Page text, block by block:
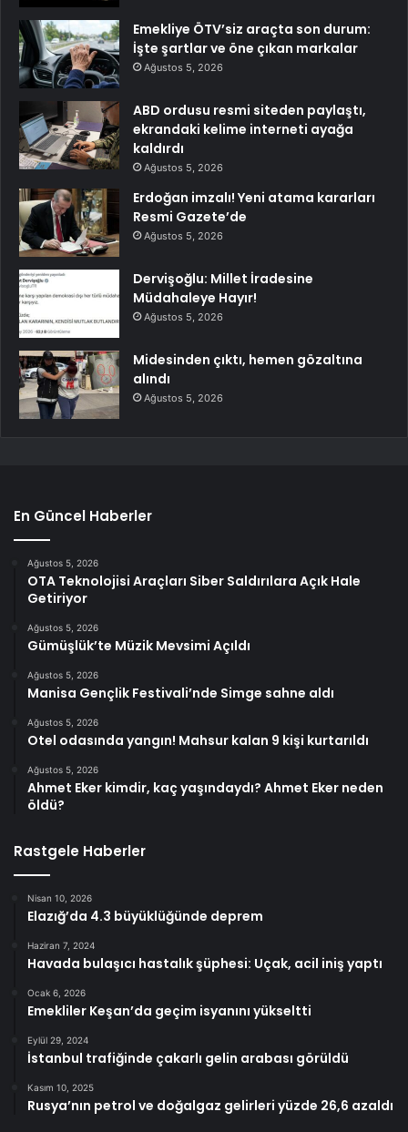
Emekliye ÖTV’siz araçta son durum:
İşte şartlar ve öne çıkan markalar
Ağustos 5, 2026
ABD ordusu resmi siteden paylaştı,
ekrandaki kelime interneti ayağa
kaldırdı
Ağustos 5, 2026
Erdoğan imzalı! Yeni atama kararları
Resmi Gazete’de
Ağustos 5, 2026
Dervişoğlu: Millet İradesine
Müdahaleye Hayır!
Ağustos 5, 2026
Midesinden çıktı, hemen gözaltına
alındı
Ağustos 5, 2026
En Güncel Haberler
Ağustos 5, 2026
OTA Teknolojisi Araçları Siber Saldırılara Açık Hale
Getiriyor
Ağustos 5, 2026
Gümüşlük’te Müzik Mevsimi Açıldı
Ağustos 5, 2026
Manisa Gençlik Festivali’nde Simge sahne aldı
Ağustos 5, 2026
Otel odasında yangın! Mahsur kalan 9 kişi kurtarıldı
Ağustos 5, 2026
Ahmet Eker kimdir, kaç yaşındaydı? Ahmet Eker neden
öldü?
Rastgele Haberler
Nisan 10, 2026
Elazığ’da 4.3 büyüklüğünde deprem
Haziran 7, 2024
Havada bulaşıcı hastalık şüphesi: Uçak, acil iniş yaptı
Ocak 6, 2026
Emekliler Keşan’da geçim isyanını yükseltti
Eylül 29, 2024
İstanbul trafiğinde çakarlı gelin arabası görüldü
Kasım 10, 2025
Rusya’nın petrol ve doğalgaz gelirleri yüzde 26,6 azaldı